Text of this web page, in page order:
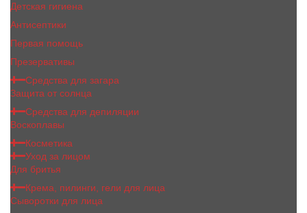
Детская гигиена
Антисептики
Первая помощь
Презервативы
Средства для загара
Защита от солнца
Средства для депиляции
Воскоплавы
Косметика
Уход за лицом
Для бритья
Крема, пилинги, гели для лица
Сыворотки для лица